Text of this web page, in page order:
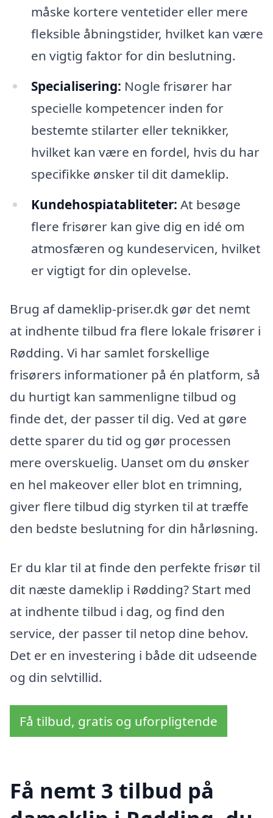
måske kortere ventetider eller mere
fleksible åbningstider, hvilket kan være
en vigtig faktor for din beslutning.
Specialisering: Nogle frisører har
specielle kompetencer inden for
bestemte stilarter eller teknikker,
hvilket kan være en fordel, hvis du har
specifikke ønsker til dit dameklip.
Kundehospiatabliteter: At besøge
flere frisører kan give dig en idé om
atmosfæren og kundeservicen, hvilket
er vigtigt for din oplevelse.
Brug af dameklip-priser.dk gør det nemt
at indhente tilbud fra flere lokale frisører i
Rødding. Vi har samlet forskellige
frisørers informationer på én platform, så
du hurtigt kan sammenligne tilbud og
finde det, der passer til dig. Ved at gøre
dette sparer du tid og gør processen
mere overskuelig. Uanset om du ønsker
en hel makeover eller blot en trimning,
giver flere tilbud dig styrken til at træffe
den bedste beslutning for din hårløsning.
Er du klar til at finde den perfekte frisør til
dit næste dameklip i Rødding? Start med
at indhente tilbud i dag, og find den
service, der passer til netop dine behov.
Det er en investering i både dit udseende
og din selvtillid.
Få tilbud, gratis og uforpligtende
Få nemt 3 tilbud på